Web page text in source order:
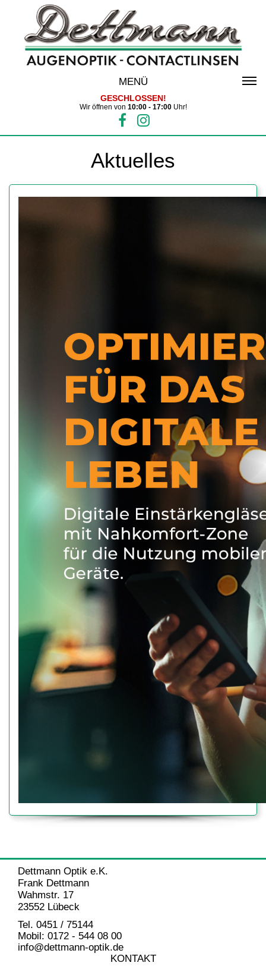
MENÜ
GESCHLOSSEN!
Wir öffnen von 10:00 - 17:00Uhr!
Aktuelles
Dettmann Optik e.K.
Frank Dettmann
Wahmstr. 17
23552 Lübeck
Tel. 0451 / 75144
Mobil: 0172 - 544 08 00
info@dettmann-optik.de
KONTAKT